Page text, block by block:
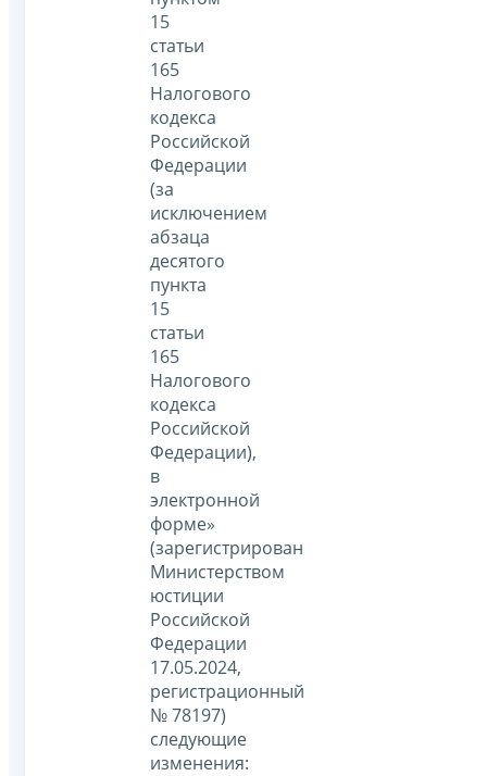
15
статьи
165
Налогового
кодекса
Российской
Федерации
(за
исключением
абзаца
десятого
пункта
15
статьи
165
Налогового
кодекса
Российской
Федерации),
в
электронной
форме»
(зарегистрирован
Министерством
юстиции
Российской
Федерации
17.05.2024,
регистрационный
№ 78197)
следующие
изменения: